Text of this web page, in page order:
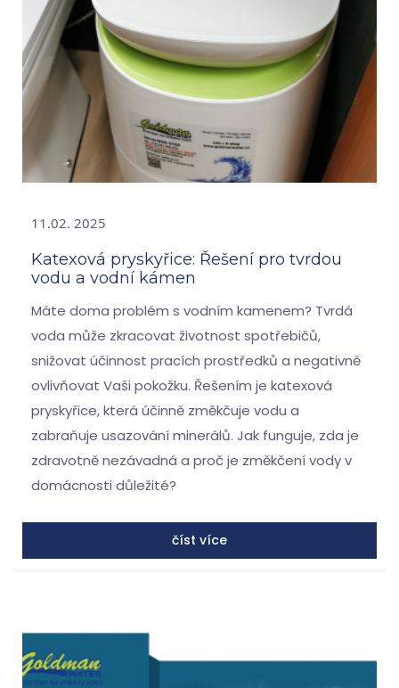
11.02. 2025
Katexová pryskyřice: Řešení pro tvrdou
vodu a vodní kámen
Máte doma problém s vodním kamenem? Tvrdá
voda může zkracovat životnost spotřebičů,
snižovat účinnost pracích prostředků a negativně
ovlivňovat Vaši pokožku. Řešením je katexová
pryskyřice, která účinně změkčuje vodu a
zabraňuje usazování minerálů. Jak funguje, zda je
zdravotně nezávadná a proč je změkčení vody v
domácnosti důležité?
číst více